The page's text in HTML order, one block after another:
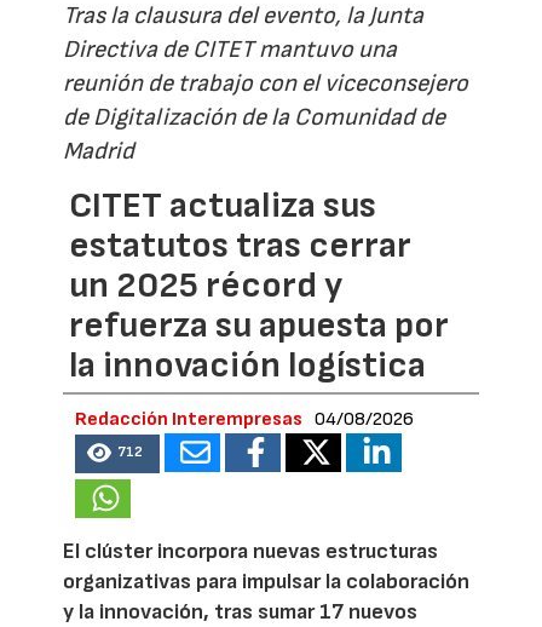
Tras la clausura del evento, la Junta
Directiva de CITET mantuvo una
reunión de trabajo con el viceconsejero
de Digitalización de la Comunidad de
Madrid
CITET actualiza sus
estatutos tras cerrar
un 2025 récord y
refuerza su apuesta por
la innovación logística
Redacción Interempresas 04/08/2026
712
El clúster incorpora nuevas estructuras
organizativas para impulsar la colaboración
y la innovación, tras sumar 17 nuevos